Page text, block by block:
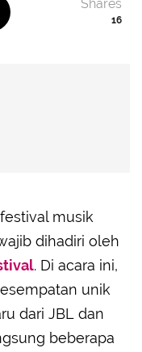
16
Shares
musik
dihadiri oleh
. Di acara ini,
unik
dari JBL dan
beberapa